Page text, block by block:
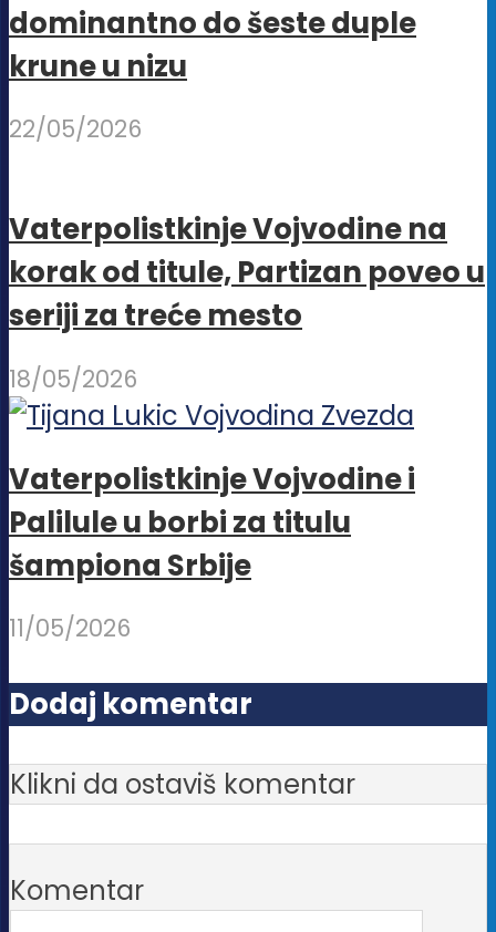
mogu
proizvoda.
dominantno do šeste duple
krune u nizu
22/05/2026
Vaterpolistkinje Vojvodine na
korak od titule, Partizan poveo u
seriji za treće mesto
18/05/2026
Vaterpolistkinje Vojvodine i
Palilule u borbi za titulu
šampiona Srbije
11/05/2026
Dodaj komentar
Klikni da ostaviš komentar
Komentar